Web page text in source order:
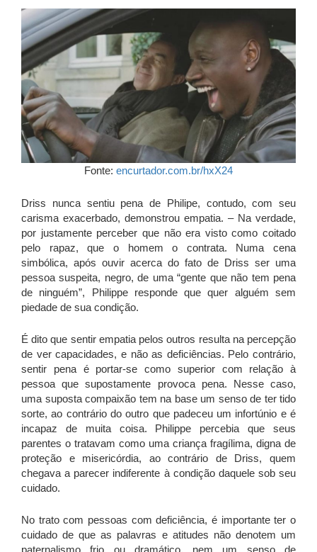
Fonte: encurtador.com.br/hxX24
Driss nunca sentiu pena de Philipe, contudo, com seu
carisma exacerbado, demonstrou empatia. – Na verdade,
por justamente perceber que não era visto como coitado
pelo rapaz, que o homem o contrata. Numa cena
simbólica, após ouvir acerca do fato de Driss ser uma
pessoa suspeita, negro, de uma “gente que não tem pena
de ninguém”, Philippe responde que quer alguém sem
piedade de sua condição.
É dito que sentir empatia pelos outros resulta na percepção
de ver capacidades, e não as deficiências. Pelo contrário,
sentir pena é portar-se como superior com relação à
pessoa que supostamente provoca pena. Nesse caso,
uma suposta compaixão tem na base um senso de ter tido
sorte, ao contrário do outro que padeceu um infortúnio e é
incapaz de muita coisa. Philippe percebia que seus
parentes o tratavam como uma criança fragílima, digna de
proteção e misericórdia, ao contrário de Driss, quem
chegava a parecer indiferente à condição daquele sob seu
cuidado.
No trato com pessoas com deficiência, é importante ter o
cuidado de que as palavras e atitudes não denotem um